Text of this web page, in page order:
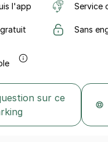
l'app Service
Sans
sur ce